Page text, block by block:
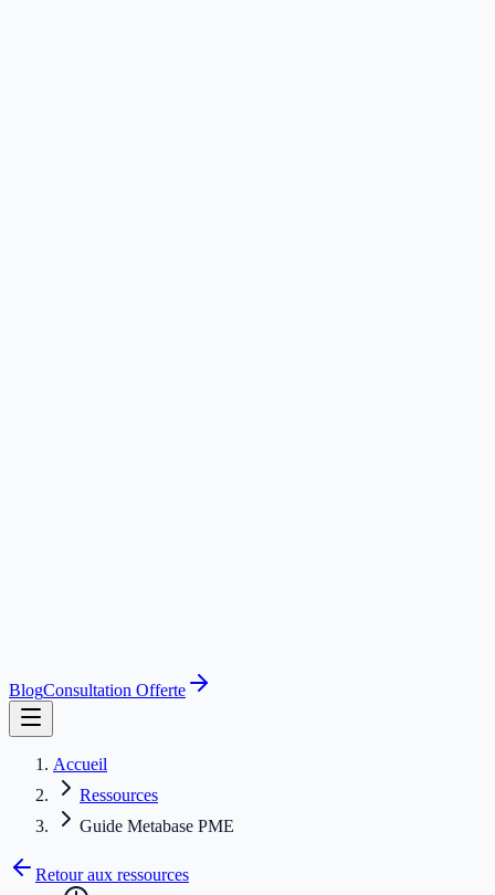
BlogConsultation Offerte
Accueil
Ressources
Guide Metabase PME
Retour aux ressources